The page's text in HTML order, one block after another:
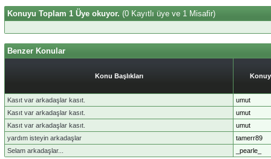
Konuyu Toplam 1 Üye okuyor. (0 Kayıtlı üye ve 1 Misafir)
Benzer Konular
Konu Başlıkları
Kasıt var arkadaşlar kasıt.
umut
Kasıt var arkadaşlar kasıt.
umut
Kasıt var arkadaşlar kasıt.
umut
yardım isteyin arkadaşlar
tamerr89
Selam arkadaşlar...
_pearle_